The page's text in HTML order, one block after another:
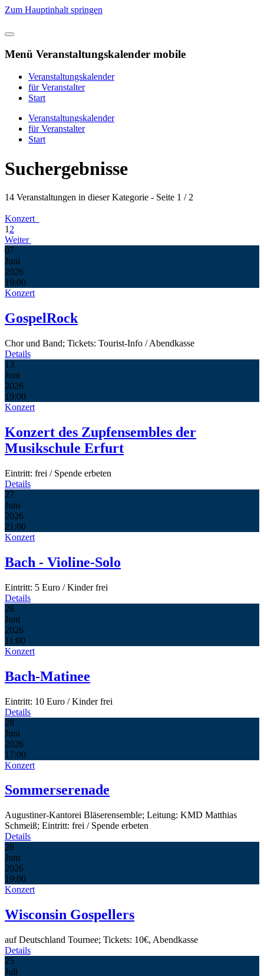
Zum Hauptinhalt springen
Menü Veranstaltungskalender mobile
Veranstaltungskalender
für Veranstalter
Start
Veranstaltungskalender
für Veranstalter
Start
Suchergebnisse
14 Veranstaltungen in dieser Kategorie - Seite 1 / 2
Konzert
1 2
Weiter
07
Juni
2026
19:00
Konzert
GospelRock
Chor und Band; Tickets: Tourist-Info / Abendkasse
Details
13
Juni
2026
19:00
Konzert
Konzert des Zupfensembles der
Musikschule Erfurt
Eintritt: frei / Spende erbeten
Details
27
Juni
2026
21:00
Konzert
Bach - Violine-Solo
Eintritt: 5 Euro / Kinder frei
Details
28
Juni
2026
11:00
Konzert
Bach-Matinee
Eintritt: 10 Euro / Kinder frei
Details
28
Juni
2026
17:00
Konzert
Sommerserenade
Augustiner-Kantorei Bläserensemble; Leitung: KMD Matthias
Schmeiß; Eintritt: frei / Spende erbeten
Details
28
Juni
2026
19:00
Konzert
Wisconsin Gospellers
auf Deutschland Tournee; Tickets: 10€, Abendkasse
Details
25
Juli